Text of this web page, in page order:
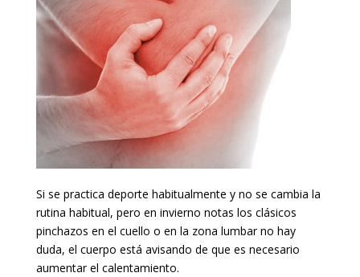
Si se practica deporte habitualmente y no se cambia la
rutina habitual, pero en invierno notas los clásicos
pinchazos en el cuello o en la zona lumbar no hay
duda, el cuerpo está avisando de que es necesario
aumentar el calentamiento.